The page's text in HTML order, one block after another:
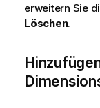
erweitern Sie
Löschen.